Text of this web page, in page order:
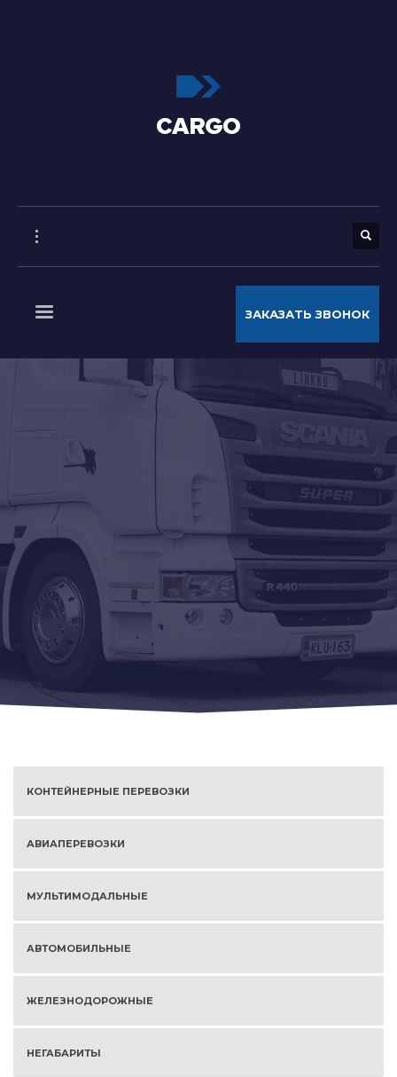
ЗАКАЗАТЬ ЗВОНОК
КОНТЕЙНЕРНЫЕ ПЕРЕВОЗКИ
АВИАПЕРЕВОЗКИ
МУЛЬТИМОДАЛЬНЫЕ
АВТОМОБИЛЬНЫЕ
ЖЕЛЕЗНОДОРОЖНЫЕ
НЕГАБАРИТЫ